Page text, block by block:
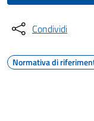
Condividi
Normativa di